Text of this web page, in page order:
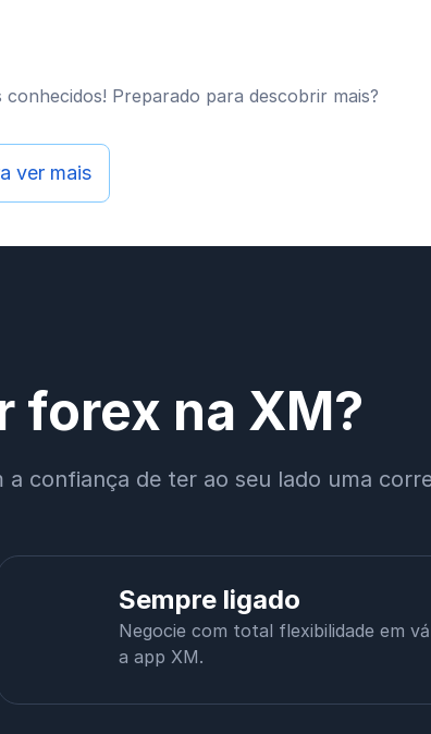
Preparado para descobrir mais?
ver mais
forex na XM?
confiança de ter ao seu lado uma
Sempre ligado
Negocie com total flexibilidade em
a app XM.